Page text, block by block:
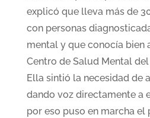
explicó que lleva más de
con personas
mental y que conocía bien
Centro de Salud Mental
Ella sintió la necesidad de
dando voz directamente a
por eso puso en marcha el